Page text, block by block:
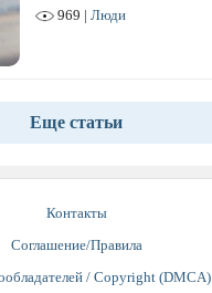
969 | Люди
Еще статьи
Контакты
Соглашение/Правила
/ Copyright (DMCA)